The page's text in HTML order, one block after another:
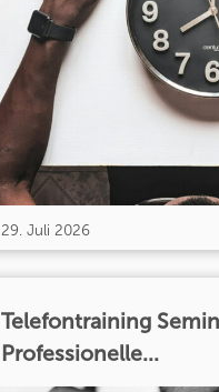
29. Juli 2026
Telefontraining
Professionelle...